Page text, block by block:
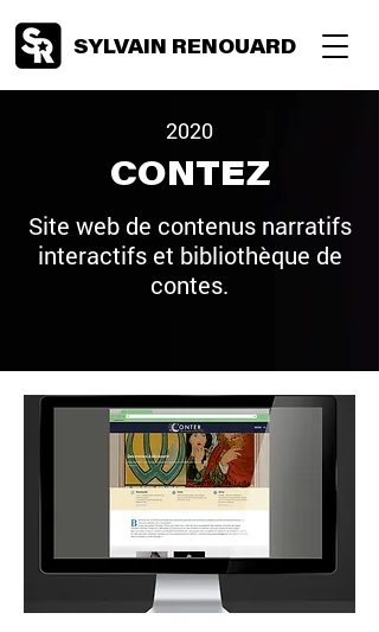
SYLVAIN RENOUARD
2020
CONTEZ
Site web de contenus narratifs
interactifs et bibliothèque de
contes.